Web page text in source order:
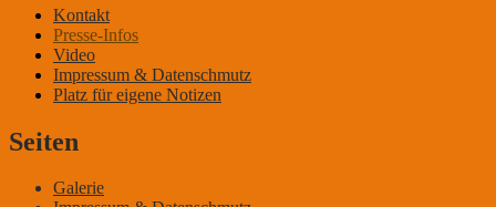
DER KLEINE MANN MIT DEM WITZ
Kontakt
Presse-Infos
Video
Impressum & Datenschmutz
Platz für eigene Notizen
Seiten
Galerie